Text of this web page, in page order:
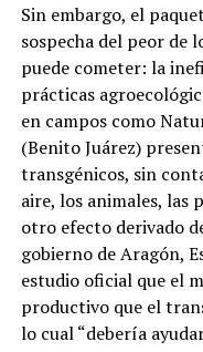
Sin embargo, el
sospecha del peor de
puede cometer: la
prácticas
en campos como
(Benito Juárez)
transgénicos, sin
aire, los animales, las
otro efecto derivado
gobierno de Aragón,
estudio oficial que el
productivo que el
lo cual “debería